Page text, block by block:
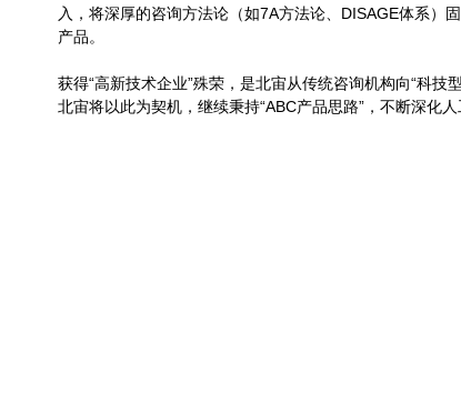
入，将深厚的咨询方法论（如7A方法论、DISAGE体系
产品。
获得“高新技术企业”殊荣，是北宙从传统咨询机构向“科
北宙将以此为契机，继续秉持“ABC产品思路”，不断深化